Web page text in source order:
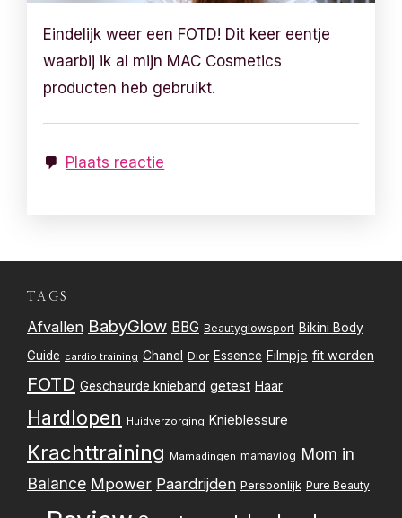
Eindelijk weer een FOTD! Dit keer eentje
waarbij ik al mijn MAC Cosmetics
producten heb gebruikt.
Plaats reactie
TAGS
Afvallen BabyGlow BBG Beautyglowsport Bikini Body
Guide cardio training Chanel Dior Essence Filmpje fit worden
FOTD Gescheurde knieband getest Haar
Hardlopen Huidverzorging Knieblessure
Krachttraining Mamadingen mamavlog Mom in
Balance Mpower Paardrijden Persoonlijk Pure Beauty